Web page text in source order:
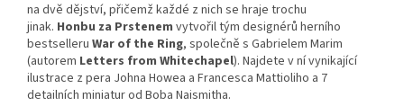
na dvě dějství, přičemž každé z nich se hraje trochu
jinak. Honbu za Prstenem vytvořil tým designérů herního
bestselleru War of the Ring, společně s Gabrielem Marim
(autorem Letters from Whitechapel). Najdete v ní vynikající
ilustrace z pera Johna Howea a Francesca Mattioliho a 7
detailních miniatur od Boba Naismitha.